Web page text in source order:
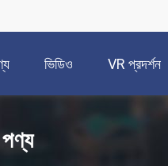
ভিডিও VR প্রদর্শন
পণ্য